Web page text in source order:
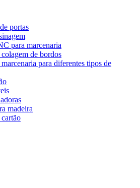
portas
para marcenaria
de bordos
para diferentes tipos de
madeira